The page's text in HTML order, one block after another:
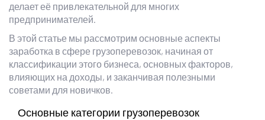
делает её привлекательной для многих
предпринимателей.
В этой статье мы рассмотрим основные аспекты
заработка в сфере грузоперевозок, начиная от
классификации этого бизнеса, основных факторов,
влияющих на доходы, и заканчивая полезными
советами для новичков.
Основные категории грузоперевозок